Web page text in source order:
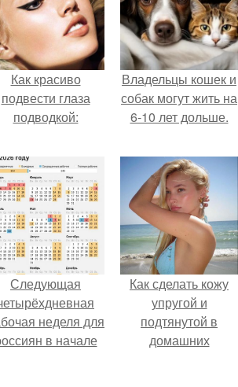
Как красиво
подвести глаза
подводкой:
Владельцы кошек и
собак могут жить на
6-10 лет дольше.
Следующая
неделя для
в начале
Как сделать кожу
упругой и
подтянутой в
домашних